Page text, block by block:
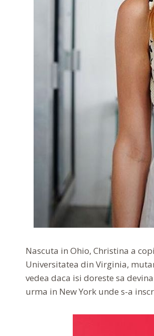
Nascuta in Ohio, Christina a
Universitatea din Virginia,
vedea daca isi doreste sa
urma in New York unde s-a